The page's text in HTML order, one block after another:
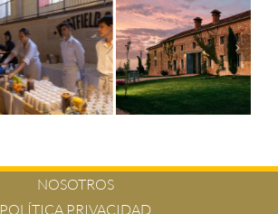
Empresarial
Inolvidable con
Laurel,
Empresa de
NOSOTROS
POLÍTICA PRIVACIDAD